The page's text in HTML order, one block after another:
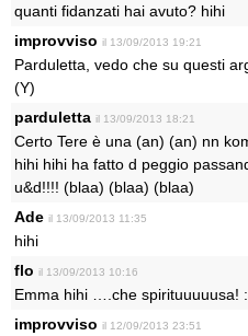
quanti fidanzati hai avuto? hihi
improvviso il 13/09/2013 19:21
Parduletta, vedo che su questi
(Y)
parduletta il 13/09/2013 18:21
Certo Tere è una (an) (an) nn
hihi hihi ha fatto d peggio
u&d!!!! (blaa) (blaa) (blaa)
Ade il 13/09/2013 11:35
hihi
flo il 13/09/2013 10:16
Emma hihi ….che spirituuuuusa!
improvviso il 12/09/2013 23:51